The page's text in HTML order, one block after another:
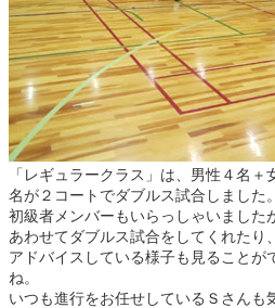
「レギュラークラス」は、男性４名＋
名が２コートでダブルス試合しました。
初級者メンバーもいらっしゃいました
あわせてダブルス試合をしてくれたり
アドバイスしている様子も見ることが
ね。
いつも進行をお任せしているＳさんも